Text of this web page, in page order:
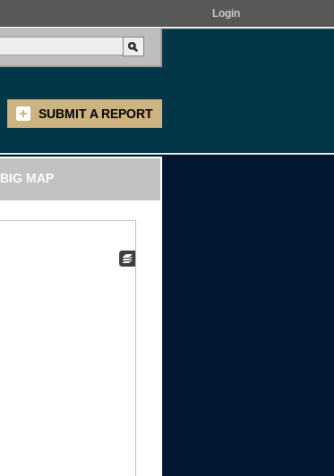
Login
SUBMIT A REPORT
BIG MAP